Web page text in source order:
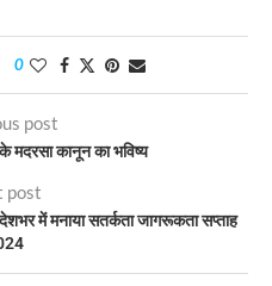
0
post
कानून का भविष्य
post
देशभर में मनाया सतर्कता जागरूकता सप्ताह